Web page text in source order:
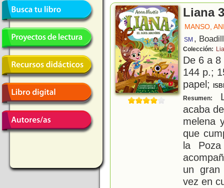
Liana
MANSO,
SM ,
Colección:
De 6 a
144 p.;
papel;
Resumen:
acaba
melena
que
la
un gran
vez en